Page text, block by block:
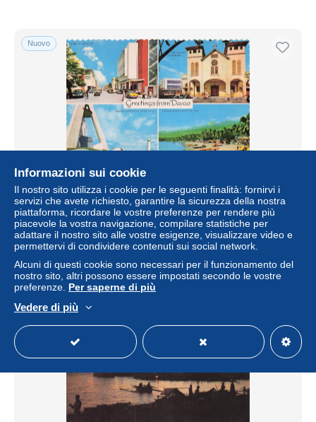
Nuovo
PHILIPPINES DAVAO CLARO M RECTO ST DAVAO
CATHEDRAL RAMON MAGSAYSAY MON
± 5,80 USD 5,90 € -15%
Nuovo
Informazioni sui cookie
Il nostro sito utilizza i cookie per le seguenti finalità: fornirvi i
servizi che avete richiesto, garantire la sicurezza della nostra
piattaforma, ricordare le vostre preferenze per rendere più
piacevole la vostra navigazione, compilare statistiche per
adattare il nostro sito alle vostre esigenze, visualizzare video e
permettervi di condividere contenuti sui social network.
Alcuni di questi cookie sono necessari per il funzionamento del
nostro sito, altri possono essere impostati secondo le vostre
preferenze. Per saperne di più
Vedere di più